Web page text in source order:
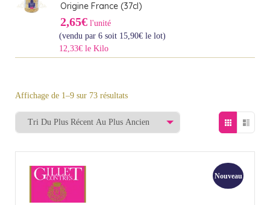
Origine France (37cl)
2,65€ l'unité
(vendu par 6 soit 15,90€ le lot)
12,33€ le Kilo
Affichage de 1–9 sur 73 résultats
Nouveau